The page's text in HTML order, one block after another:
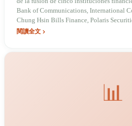
Nueva York de 2016
Bank of Communications, International
Chung Hsin Bills Finance, Polaris
Company. En 2006, las filiales Bank of
convirtiéndose en el socio financiero
閱讀全文
📊